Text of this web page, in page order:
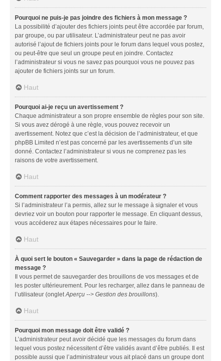
Pourquoi ne puis-je pas joindre des fichiers à mon message ?
La possibilité d’ajouter des fichiers joints peut être accordée par forum,
par groupe, ou par utilisateur. L’administrateur peut ne pas avoir
autorisé l’ajout de fichiers joints pour le forum dans lequel vous postez,
ou peut-être que seul un groupe peut en joindre. Contactez
l’administrateur si vous ne savez pas pourquoi vous ne pouvez pas
ajouter de fichiers joints sur un forum.
Haut
Pourquoi ai-je reçu un avertissement ?
Chaque administrateur a son propre ensemble de règles pour son site.
Si vous avez dérogé à une règle, vous pouvez recevoir un
avertissement. Notez que c’est la décision de l’administrateur, et que
phpBB Limited n’est pas concerné par les avertissements d’un site
donné. Contactez l’administrateur si vous ne comprenez pas les
raisons de votre avertissement.
Haut
Comment rapporter des messages à un modérateur ?
Si l’administrateur l’a permis, allez sur le message à signaler et vous
devriez voir un bouton pour rapporter le message. En cliquant dessus,
vous accéderez aux étapes nécessaires pour le faire.
Haut
À quoi sert le bouton « Sauvegarder » dans la page de rédaction de
message ?
Il vous permet de sauvegarder des brouillons de vos messages et de
les poster ultérieurement. Pour les recharger, allez dans le panneau de
l’utilisateur (ongletAperçu --> Gestion des brouillons).
Haut
Pourquoi mon message doit être validé ?
L’administrateur peut avoir décidé que les messages du forum dans
lequel vous postez nécessitent d’être validés avant d’être publiés. Il est
possible aussi que l’administrateur vous ait placé dans un groupe dont